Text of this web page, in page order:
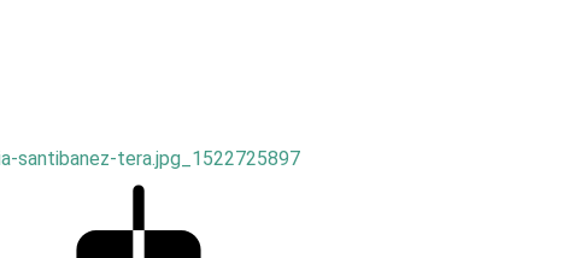
santibanez-tera.jpg_1522725897